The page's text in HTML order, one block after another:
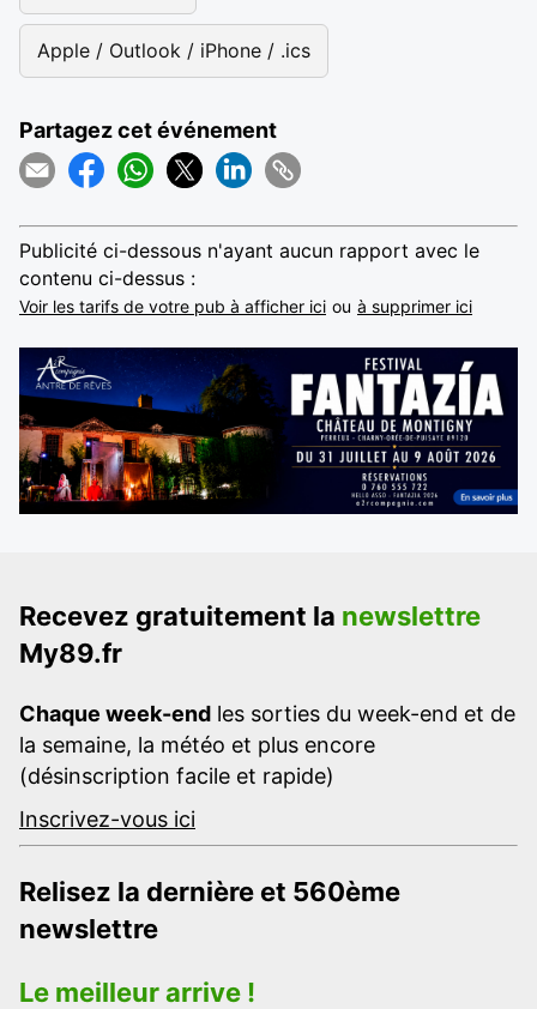
Apple / Outlook / iPhone / .ics
Partagez cet événement
Publicité ci-dessous n'ayant aucun rapport avec le
contenu ci-dessus :
Voir les tarifs de votre pub à afficher ici ou à supprimer ici
Recevez gratuitement la newslettre
My89.fr
Chaque week-end les sorties du week-end et de
la semaine, la météo et plus encore
(désinscription facile et rapide)
Inscrivez-vous ici
Relisez la dernière et 560ème
newslettre
Le meilleur arrive !